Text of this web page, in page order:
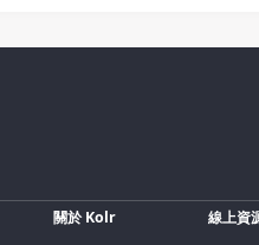
關於 Kolr 線上資